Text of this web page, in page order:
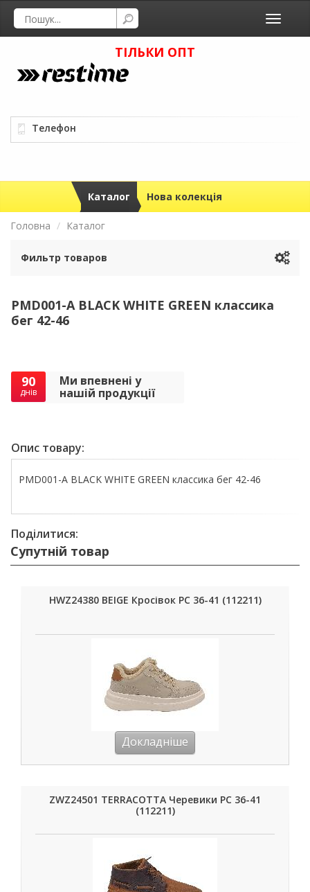
Toggle
ТІЛЬКИ ОПТ
Телефон
Каталог Нова колекція
Головна Каталог
Фильтр товаров
PMD001-A BLACK WHITE GREEN классика
бег 42-46
90
днів
Ми впевнені у
нашій продукції
Опис товару:
PMD001-A BLACK WHITE GREEN классика бег 42-46
Поділитися:
Супутній товар
HWZ24380 BEIGE Кросівок РС 36-41 (112211)
Докладніше
ZWZ24501 TERRACOTTA Черевики РС 36-41
(112211)